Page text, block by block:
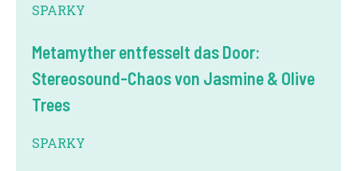
SPARKY
Metamyther entfesselt das Door:
Stereosound-Chaos von Jasmine & Olive
Trees
SPARKY